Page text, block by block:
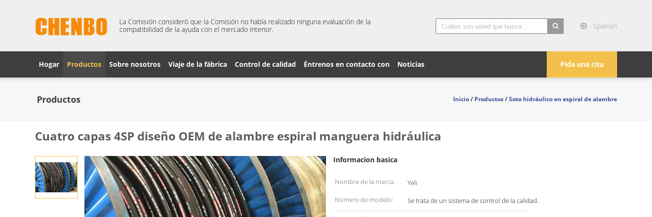
La Comisión consideró que la Comisión no había realizado ninguna evaluación de la
compatibilidad de la ayuda con el mercado interior.
Spanish
Pida una cita
Hogar Productos Sobre nosotros Viaje de la fábrica Control de calidad Éntrenos en contacto con Noticias
Productos Inicio/Productos/Soto hidráulico en espiral de alambre
Cuatro capas 4SP diseño OEM de alambre espiral manguera hidráulica
Informacion basica
Nombre de la marca:
Yeli
Número de modelo:
Se trata de un sistema de control de la calidad.